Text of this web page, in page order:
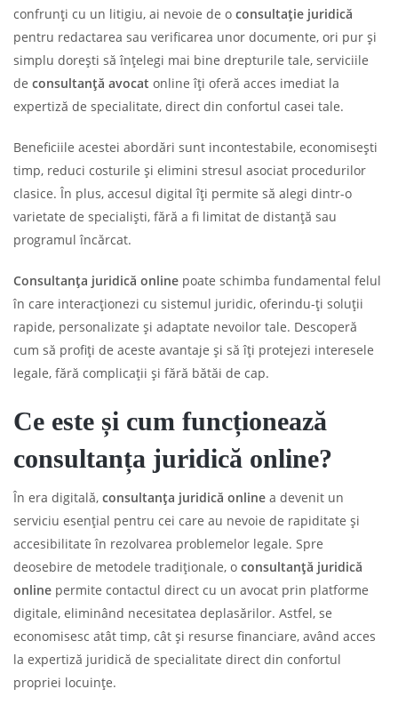
confrunți cu un litigiu, ai nevoie de o consultație juridică
pentru redactarea sau verificarea unor documente, ori pur și
simplu dorești să înțelegi mai bine drepturile tale, serviciile
de consultanță avocat online îți oferă acces imediat la
expertiză de specialitate, direct din confortul casei tale.
Beneficiile acestei abordări sunt incontestabile, economisești
timp, reduci costurile și elimini stresul asociat procedurilor
clasice. În plus, accesul digital îți permite să alegi dintr-o
varietate de specialiști, fără a fi limitat de distanță sau
programul încărcat.
Consultanța juridică online poate schimba fundamental felul
în care interacționezi cu sistemul juridic, oferindu-ți soluții
rapide, personalizate și adaptate nevoilor tale. Descoperă
cum să profiți de aceste avantaje și să îți protejezi interesele
legale, fără complicații și fără bătăi de cap.
Ce este și cum funcționează
consultanța juridică online?
În era digitală, consultanța juridică online a devenit un
serviciu esențial pentru cei care au nevoie de rapiditate și
accesibilitate în rezolvarea problemelor legale. Spre
deosebire de metodele tradiționale, o consultanță juridică
online permite contactul direct cu un avocat prin platforme
digitale, eliminând necesitatea deplasărilor. Astfel, se
economisesc atât timp, cât și resurse financiare, având acces
la expertiză juridică de specialitate direct din confortul
propriei locuințe.